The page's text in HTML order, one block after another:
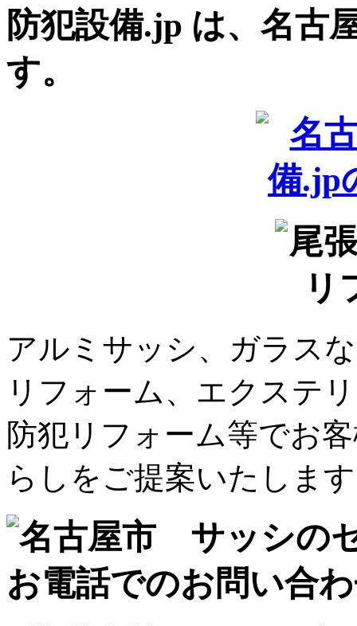
防犯設備.jp は、名古
す。
アルミサッシ、ガラス
リフォーム、エクステ
防犯リフォーム等でお
らしをご提案いたしま